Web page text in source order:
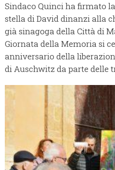
Sindaco Quinci ha firmato
stella di David dinanzi alla
già sinagoga della Città di
Giornata della Memoria si
anniversario della
di Auschwitz da parte delle